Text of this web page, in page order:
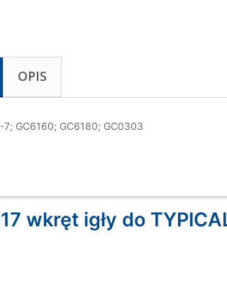
OPIS
7; GC6160; GC6180; GC0303
wkręt igły do